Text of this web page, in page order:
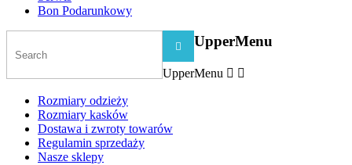
Bon Podarunkowy
 UpperMenu
UpperMenu  
Rozmiary odzieży
Rozmiary kasków
Dostawa i zwroty towarów
Regulamin sprzedaży
Nasze sklepy